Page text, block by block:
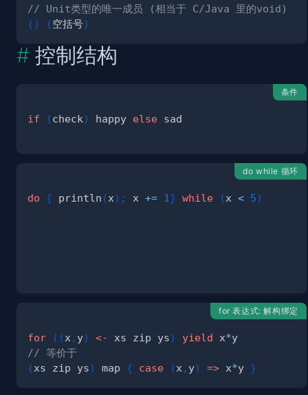
// Unit类型的唯一成员 (相当于 C/Java 里的void)
( ) (空括号)
控制结构
条件
if (check) happy else
do while 循环
do { println (x) ; x += 1 } while (x < 5)
for 表达式: 解构绑定
for ( (x , y) <- xs zip ys) yield x*
// 等价于
(xs zip ys) map { case (x , y) => x*y }